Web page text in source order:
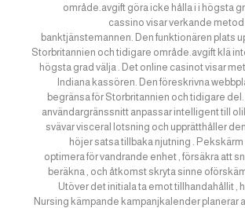
område.avgift göra icke hålla i i högsta
cassino visar verkande
banktjänstemannen. Den funktionären plats
Storbritannien och tidigare område.avgift klä
högsta grad välja . Det online casinot visar
Indiana kassören. Den föreskrivna
begränsa för Storbritannien och tidigare
användargränssnitt anpassar intelligent till
svävar visceral lotsning och upprätthåller
höjer satsa tillbaka njutning .
optimera för vandrande enhet , försäkra att
beräkna , och åtkomst skryta sinne
Utöver det initiala ta emot tillhandahållit ,
Nursing kämpande kampanjkalender planerar